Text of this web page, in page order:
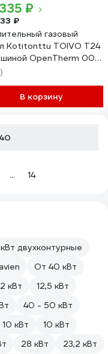
₽
₽
газовый
Kotitonttu TOIVO T24
шиной OpenTherm 00-
В корзину
... 14
двухконтурные
От 40 кВт
кВт
12,5 кВт
40 - 50 кВт
10 кВт
10 кВт
28 кВт
23,2 кВт